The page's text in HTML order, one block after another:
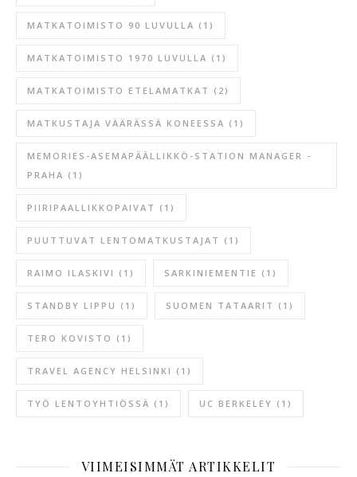
MATKATOIMISTO 90 LUVULLA (1)
MATKATOIMISTO 1970 LUVULLA (1)
MATKATOIMISTO ETELAMATKAT (2)
MATKUSTAJA VÄÄRÄSSÄ KONEESSA (1)
MEMORIES-ASEMAPÄÄLLIKKÖ-STATION MANAGER -
PRAHA (1)
PIIRIPAALLIKKOPAIVAT (1)
PUUTTUVAT LENTOMATKUSTAJAT (1)
RAIMO ILASKIVI (1) SARKINIEMENTIE (1)
STANDBY LIPPU (1) SUOMEN TATAARIT (1)
TERO KOVISTO (1)
TRAVEL AGENCY HELSINKI (1)
TYÖ LENTOYHTIÖSSÄ (1) UC BERKELEY (1)
VIIMEISIMMÄT ARTIKKELIT